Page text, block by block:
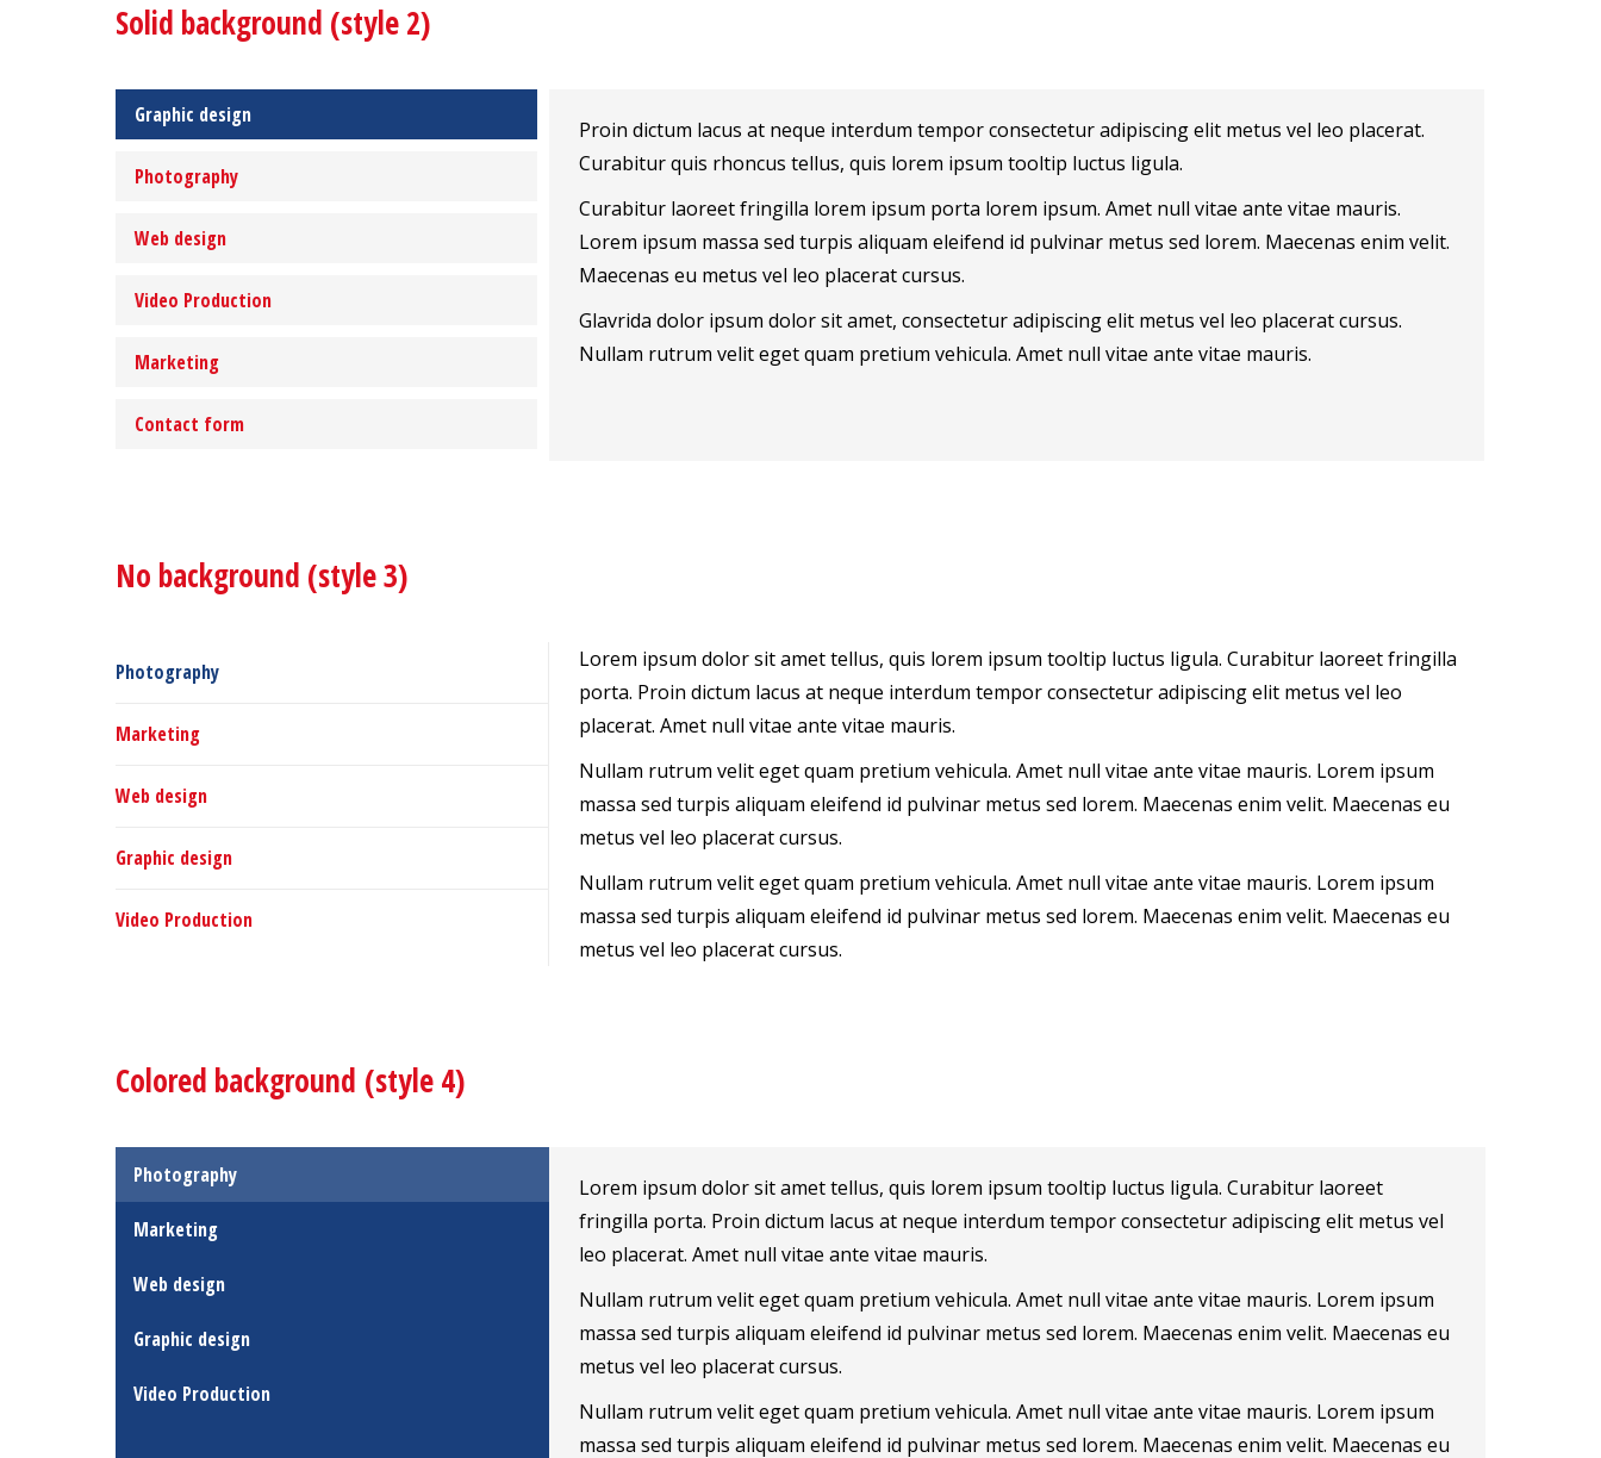
Solid background (style 2)
Graphic design
Photography
Web design
Video Production
Marketing
Contact form
Proin dictum lacus at neque interdum tempor consectetur adipiscing elit metus vel leo placerat.
Curabitur quis rhoncus tellus, quis lorem ipsum tooltip luctus ligula.
Curabitur laoreet fringilla lorem ipsum porta lorem ipsum. Amet null vitae ante vitae mauris.
Lorem ipsum massa sed turpis aliquam eleifend id pulvinar metus sed lorem. Maecenas enim velit.
Maecenas eu metus vel leo placerat cursus.
Glavrida dolor ipsum dolor sit amet, consectetur adipiscing elit metus vel leo placerat cursus.
Nullam rutrum velit eget quam pretium vehicula. Amet null vitae ante vitae mauris.
No background (style 3)
Photography
Marketing
Web design
Graphic design
Video Production
Lorem ipsum dolor sit amet tellus, quis lorem ipsum tooltip luctus ligula. Curabitur laoreet fringilla
porta. Proin dictum lacus at neque interdum tempor consectetur adipiscing elit metus vel leo
placerat. Amet null vitae ante vitae mauris.
Nullam rutrum velit eget quam pretium vehicula. Amet null vitae ante vitae mauris. Lorem ipsum
massa sed turpis aliquam eleifend id pulvinar metus sed lorem. Maecenas enim velit. Maecenas eu
metus vel leo placerat cursus.
Nullam rutrum velit eget quam pretium vehicula. Amet null vitae ante vitae mauris. Lorem ipsum
massa sed turpis aliquam eleifend id pulvinar metus sed lorem. Maecenas enim velit. Maecenas eu
metus vel leo placerat cursus.
Colored background (style 4)
Photography
Marketing
Web design
Graphic design
Video Production
Lorem ipsum dolor sit amet tellus, quis lorem ipsum tooltip luctus ligula. Curabitur laoreet
fringilla porta. Proin dictum lacus at neque interdum tempor consectetur adipiscing elit metus vel
leo placerat. Amet null vitae ante vitae mauris.
Nullam rutrum velit eget quam pretium vehicula. Amet null vitae ante vitae mauris. Lorem ipsum
massa sed turpis aliquam eleifend id pulvinar metus sed lorem. Maecenas enim velit. Maecenas eu
metus vel leo placerat cursus.
Nullam rutrum velit eget quam pretium vehicula. Amet null vitae ante vitae mauris. Lorem ipsum
massa sed turpis aliquam eleifend id pulvinar metus sed lorem. Maecenas enim velit. Maecenas eu